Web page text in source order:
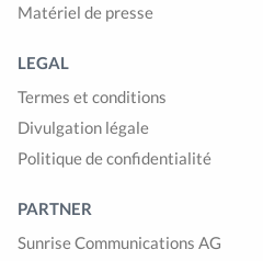
Matériel de presse
LEGAL
Termes et conditions
Divulgation légale
Politique de confidentialité
PARTNER
Sunrise Communications AG